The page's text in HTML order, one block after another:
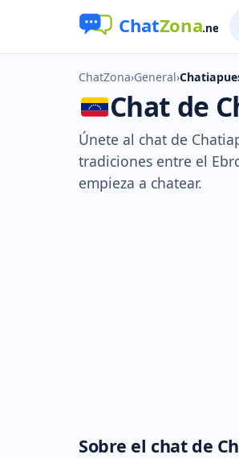
ChatZona›General›
Chat de
Únete al chat de
tradiciones entre el
empieza a chatear.
Sobre el chat de